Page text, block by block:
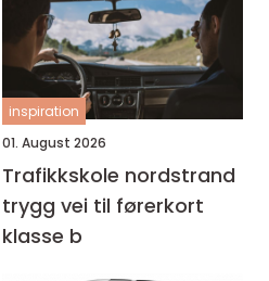
inspiration
01. August 2026
Trafikkskole nordstrand
trygg vei til førerkort
klasse b